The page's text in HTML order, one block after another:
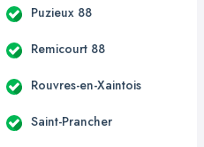
Puzieux 88
Remicourt 88
Rouvres-en-Xaintois
Saint-Prancher